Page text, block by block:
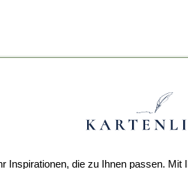
Inspirationen, die zu Ihnen passen. Mit